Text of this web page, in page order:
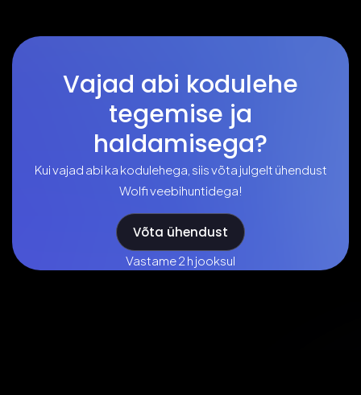
Agentuurist
Vajad abi kodulehe
tegemise ja
haldamisega?
Kui vajad abi ka kodulehega, siis võta julgelt ühendust
Wolfi veebihuntidega!
Võta ühendust
Vastame 2 h jooksul